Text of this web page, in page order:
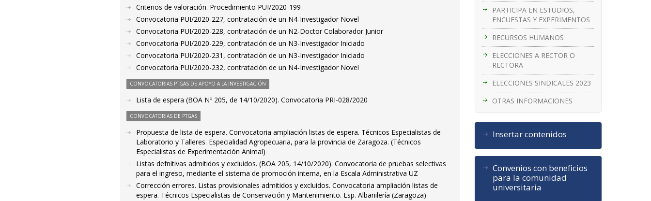
PARTICIPA EN ESTUDIOS,
ENCUESTAS Y EXPERIMENTOS
RECURSOS HUMANOS
ELECCIONES A RECTOR O
RECTORA
ELECCIONES SINDICALES 2023
OTRAS INFORMACIONES
Insertar contenidos
Convenios con beneficios
para la comunidad
universitaria
Criterios de valoración. Procedimiento PUI/2020-199
Convocatoria PUI/2020-227, contratación de un N4-Investigador Novel
Convocatoria PUI/2020-228, contratación de un N2-Doctor Colaborador Junior
Convocatoria PUI/2020-229, contratación de un N3-Investigador Iniciado
Convocatoria PUI/2020-231, contratación de un N3-Investigador Iniciado
Convocatoria PUI/2020-232, contratación de un N4-Investigador Novel
CONVOCATORIAS PTGAS DE APOYO A LA INVESTIGACIÓN
Lista de espera (BOA Nº 205, de 14/10/2020). Convocatoria PRI-028/2020
CONVOCATORIAS DE PTGAS
Propuesta de lista de espera. Convocatoria ampliación listas de espera. Técnicos Especialistas de
Laboratorio y Talleres. Especialidad Agropecuaria, para la provincia de Zaragoza. (Técnicos
Especialistas de Experimentación Animal)
Listas defnitivas admitidos y excluidos. (BOA 205, 14/10/2020). Convocatoria de pruebas selectivas
para el ingreso, mediante el sistema de promoción interna, en la Escala Administrativa UZ
Corrección errores. Listas provisionales admitidos y excluidos. Convocatoria ampliación listas de
espera. Técnicos Especialistas de Conservación y Mantenimiento. Esp. Albañilería (Zaragoza)